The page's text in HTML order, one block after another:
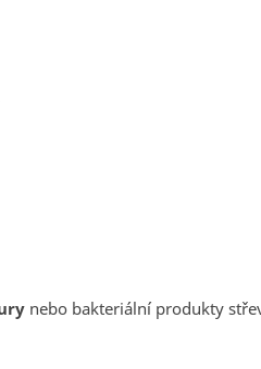
nebo bakteriální produkty